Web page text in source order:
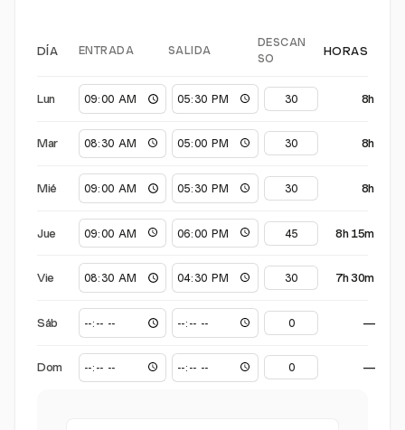
DÍA ENTRADA SALIDA
DESCAN
SO
HORAS
Lun 8h
Mar 8h
Mié 8h
Jue 8h 15m
Vie 7h 30m
Sáb —
Dom —